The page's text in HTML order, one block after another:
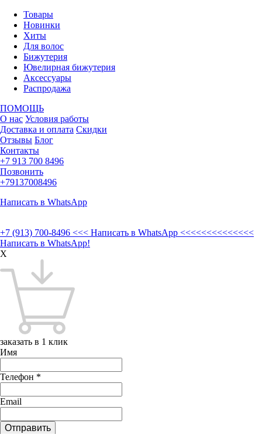
Товары
Новинки
Хиты
Для волос
Бижутерия
Ювелирная бижутерия
Аксессуары
Распродажа
ПОМОЩЬ
О нас Условия работы
Доставка и оплата Скидки
Отзывы Блог
Контакты
+7 913 700 8496
Позвонить
+79137008496
Написать в WhatsApp
+7 (913) 700-8496 <<< Написать в WhatsApp <<<<<<<<<<<<<<
Написать в WhatsApp!
X
заказать в 1 клик
Имя
Телефон *
Email